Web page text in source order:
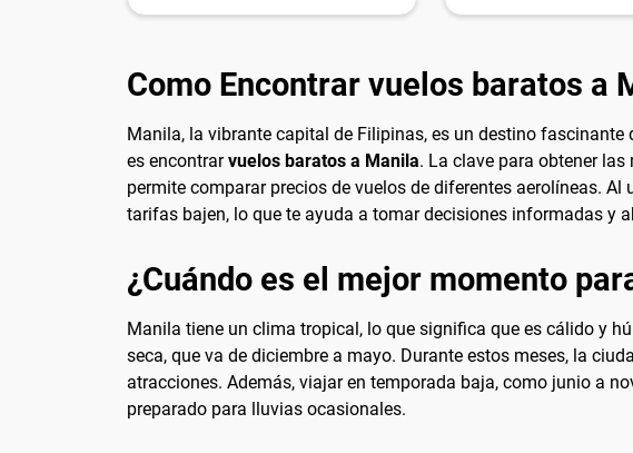
Como Encontrar vuelos baratos a
Manila, la vibrante capital de Filipinas, es un destino
es encontrarvuelos baratos a Manila. La clave para obtener
permite comparar precios de vuelos de diferentes aerolíneas.
tarifas bajen, lo que te ayuda a tomar decisiones informadas y
¿Cuándo es el mejor momento
Manila tiene un clima tropical, lo que significa que es cálido y
seca, que va de diciembre a mayo. Durante estos meses, la
atracciones. Además, viajar en temporada baja, como junio a
preparado para lluvias ocasionales.